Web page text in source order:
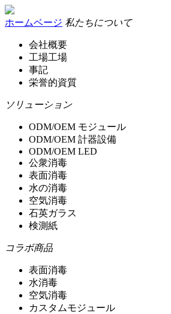
ホームベージ 私たちについて
会社概要
工場工場
事記
栄誉的資質
ソリューション
ODM/OEM モジュール
ODM/OEM 計器設備
ODM/OEM LED
公衆消毒
表面消毒
水の消毒
空気消毒
石英ガラス
検測紙
コラボ商品
表面消毒
水消毒
空気消毒
カスタムモジュール